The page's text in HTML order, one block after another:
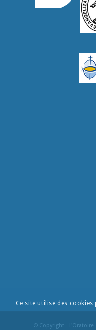
© Copyright -
Ce site utilise des